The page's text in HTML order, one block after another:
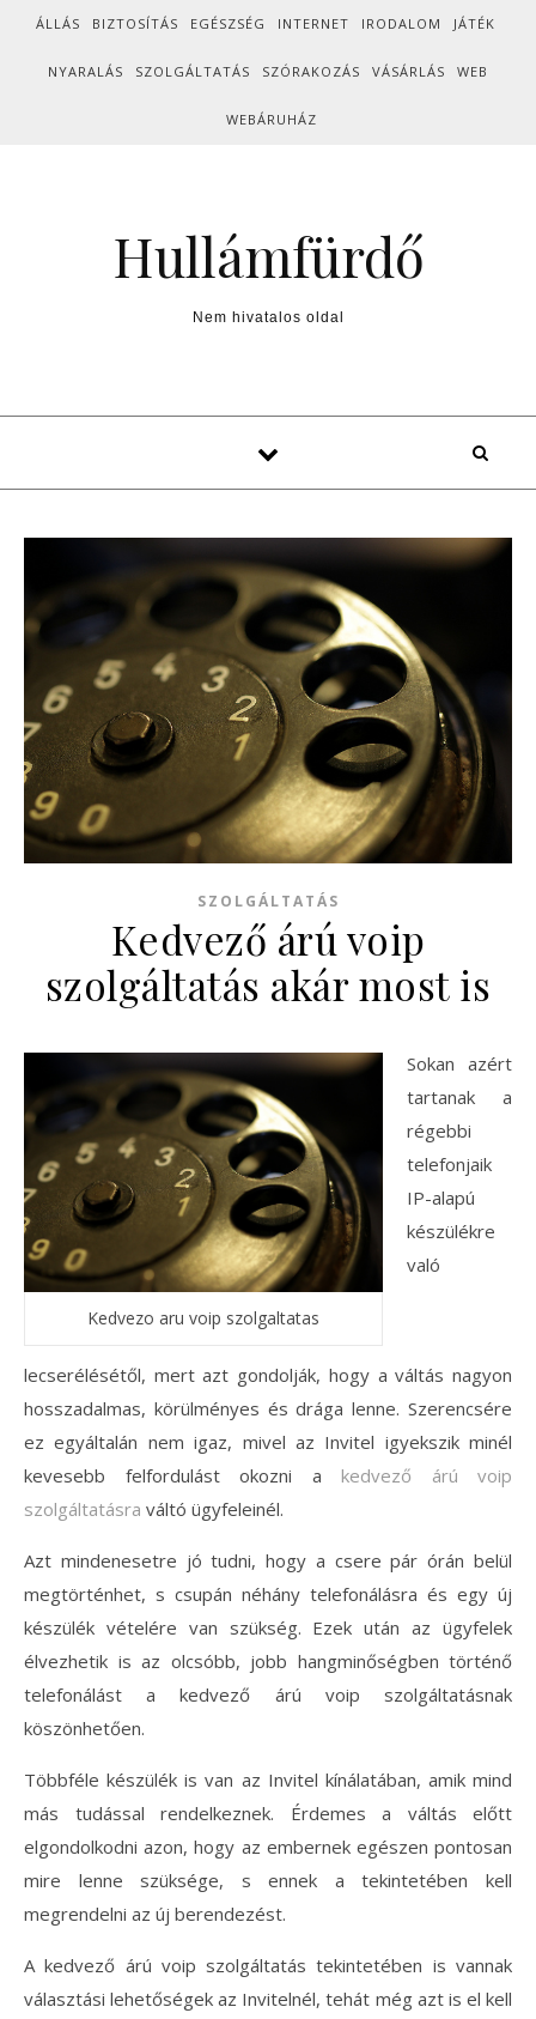
Skip to content
ÁLLÁS BIZTOSÍTÁS EGÉSZSÉG INTERNET IRODALOM JÁTÉK
NYARALÁS SZOLGÁLTATÁS SZÓRAKOZÁS VÁSÁRLÁS WEB
WEBÁRUHÁZ
Hullámfürdő
Nem hivatalos oldal
SZOLGÁLTATÁS
Kedvező árú voip
szolgáltatás akár most is
Kedvezo aru voip szolgaltatas
Sokan azért
tartanak a
régebbi
telefonjaik
IP-alapú
készülékre
való
lecserélésétől, mert azt gondolják, hogy a váltás nagyon
hosszadalmas, körülményes és drága lenne. Szerencsére
ez egyáltalán nem igaz, mivel az Invitel igyekszik minél
kevesebb felfordulást okozni a kedvező árú voip
szolgáltatásra váltó ügyfeleinél.
Azt mindenesetre jó tudni, hogy a csere pár órán belül
megtörténhet, s csupán néhány telefonálásra és egy új
készülék vételére van szükség. Ezek után az ügyfelek
élvezhetik is az olcsóbb, jobb hangminőségben történő
telefonálást a kedvező árú voip szolgáltatásnak
köszönhetően.
Többféle készülék is van az Invitel kínálatában, amik mind
más tudással rendelkeznek. Érdemes a váltás előtt
elgondolkodni azon, hogy az embernek egészen pontosan
mire lenne szüksége, s ennek a tekintetében kell
megrendelni az új berendezést.
A kedvező árú voip szolgáltatás tekintetében is vannak
választási lehetőségek az Invitelnél, tehát még azt is el kell